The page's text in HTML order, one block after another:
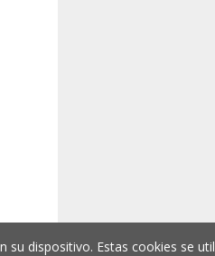
su dispositivo. Estas cookies se